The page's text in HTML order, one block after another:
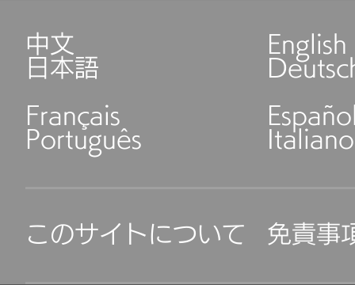
中文 English
日本語
Français
Português Italiano
このサイトについて 免責事